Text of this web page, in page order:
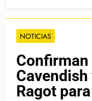
NOTICIAS
Confirman
Ragot